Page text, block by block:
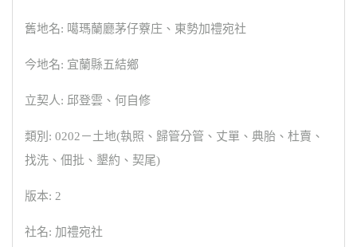
舊地名: 噶瑪蘭廳茅仔藔庄、東勢加禮宛社
今地名: 宜蘭縣五結鄉
立契人: 邱登雲、何自修
類別: 0202－土地(執照、歸管分管、丈單、典胎、杜賣、
找洗、佃批、墾約、契尾)
版本: 2
社名: 加禮宛社